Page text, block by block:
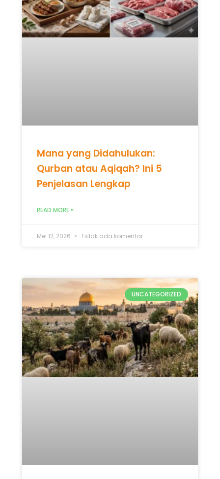
Mana yang Didahulukan:
Qurban atau Aqiqah? Ini 5
Penjelasan Lengkap
READ MORE »
Mei 12, 2026 Tidak ada komentar
UNCATEGORIZED